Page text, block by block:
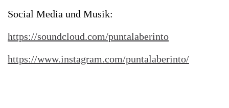
Social Media und Musik:
https://soundcloud.com/puntalaberinto
https://www.instagram.com/puntalaberinto/